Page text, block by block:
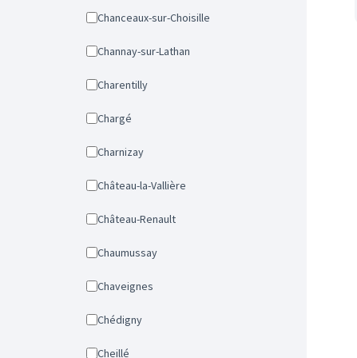
Chanceaux-sur-Choisille
Channay-sur-Lathan
Charentilly
Chargé
Charnizay
Château-la-Vallière
Château-Renault
Chaumussay
Chaveignes
Chédigny
Cheillé